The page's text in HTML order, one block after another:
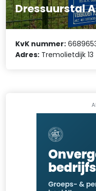
Dressuurstal
KvK nummer:
Adres: Tremolietdijk 13